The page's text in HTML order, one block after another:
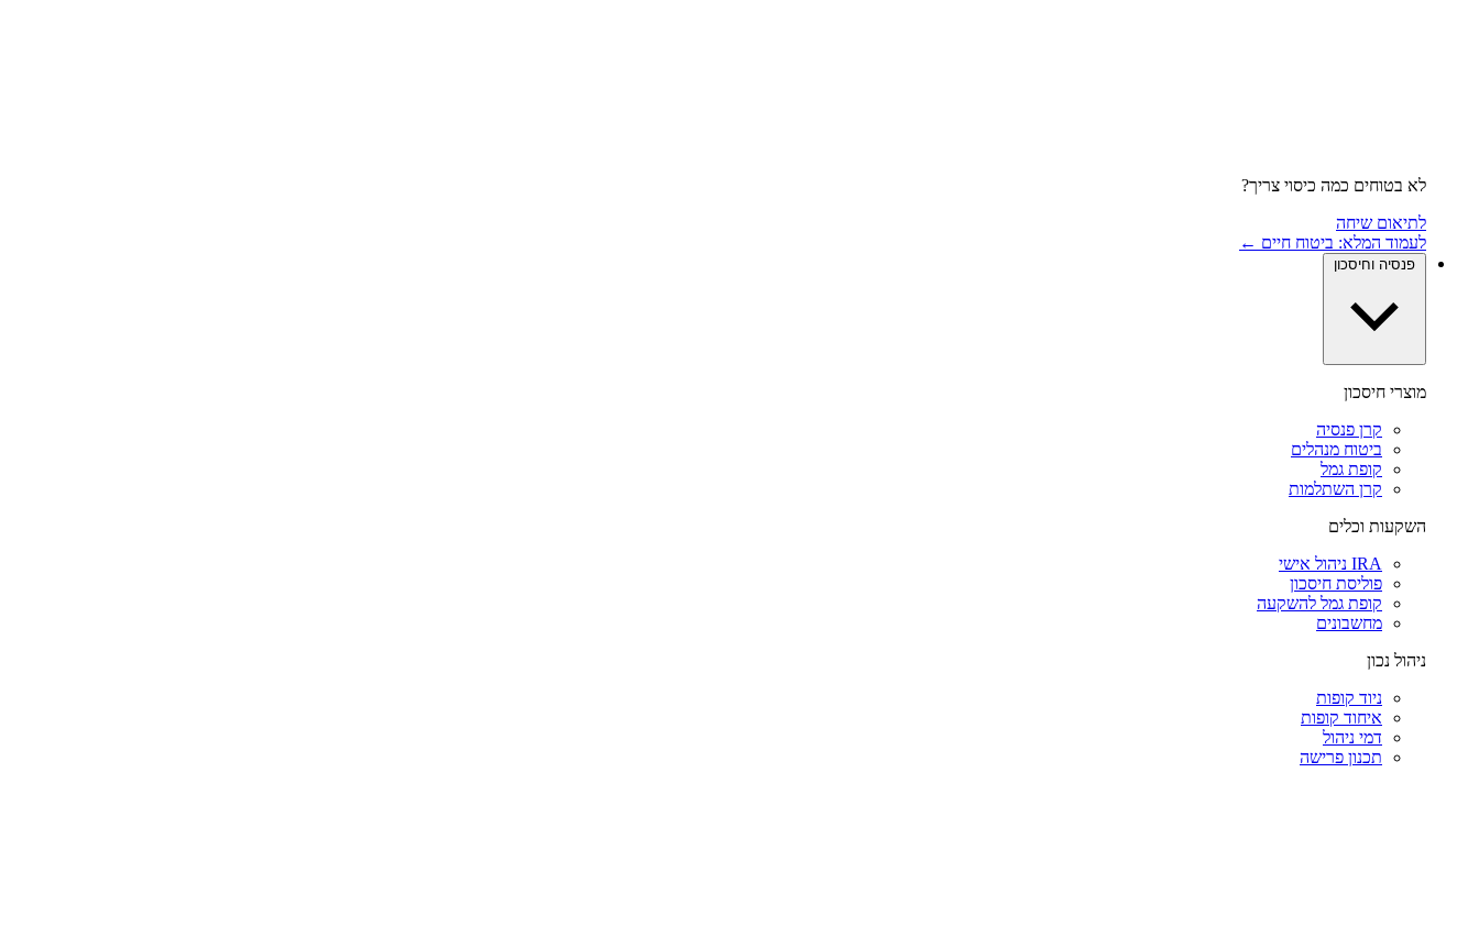
לא בטוחים כמה כיסוי צריך?
לתיאום שיחה
לעמוד המלא: ביטוח חיים ←
פנסיה וחיסכון
מוצרי חיסכון
קרן פנסיה
ביטוח מנהלים
קופת גמל
קרן השתלמות
השקעות וכלים
IRA ניהול אישי
פוליסת חיסכון
קופת גמל להשקעה
מחשבונים
ניהול נכון
ניוד קופות
איחוד קופות
דמי ניהול
תכנון פרישה